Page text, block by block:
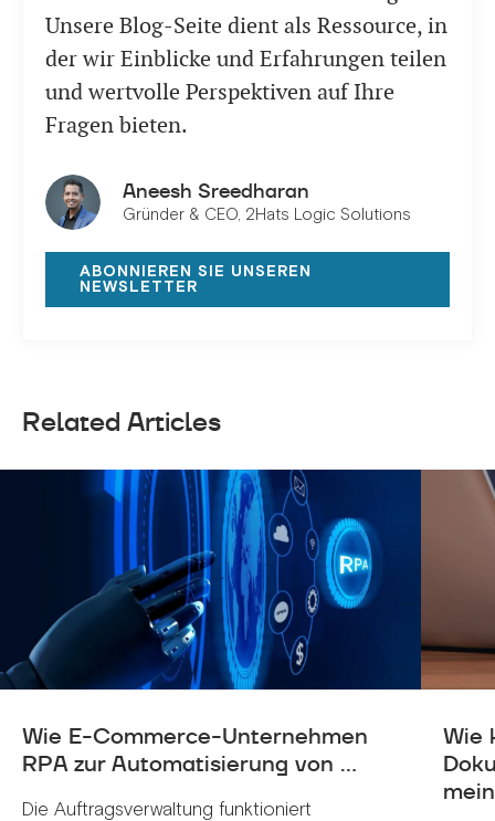
Unsere Blog-Seite dient als Ressource, in
der wir Einblicke und Erfahrungen teilen
und wertvolle Perspektiven auf Ihre
Fragen bieten.
Aneesh Sreedharan
Gründer & CEO, 2Hats Logic Solutions
ABONNIEREN SIE UNSEREN
NEWSLETTER
Related Articles
Wie E-Commerce-Unternehmen
RPA zur Automatisierung von ...
Die Auftragsverwaltung funktioniert
Wie